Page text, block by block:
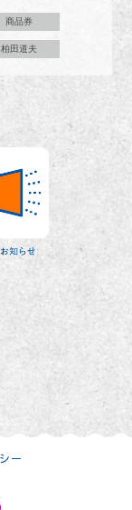
商品券
柏田道夫